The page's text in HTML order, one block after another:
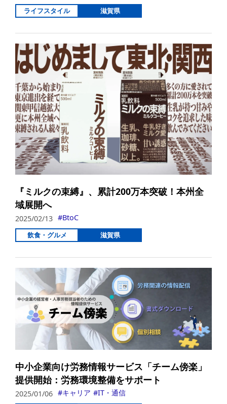
ライフスタイル 滋賀県
『ミルクの束縛』、累計200万本突破！本州全
域展開へ
2025/02/13 BtoC
飲食・グルメ 滋賀県
中小企業向け労務情報サービス「チーム傍楽」
提供開始：労務環境整備をサポート
2025/01/06 キャリア IT・通信